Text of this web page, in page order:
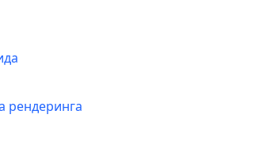
рендеринга